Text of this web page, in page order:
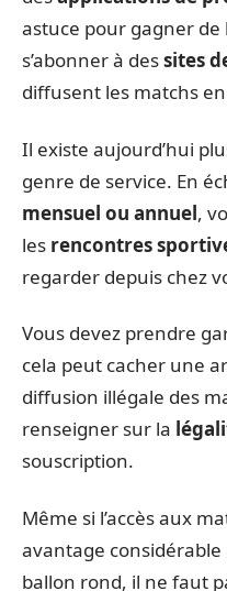
astuce pour gagner de
s’abonner à dessites
diffusent les matchs
Il existe aujourd’hui
genre de service. En
mensuel ou annuel,
les rencontres
regarder depuis chez
Vous devez prendre
cela peut cacher une
diffusion illégale des
renseigner sur la
souscription.
Même si l’accès aux
avantage
ballon rond, il ne faut